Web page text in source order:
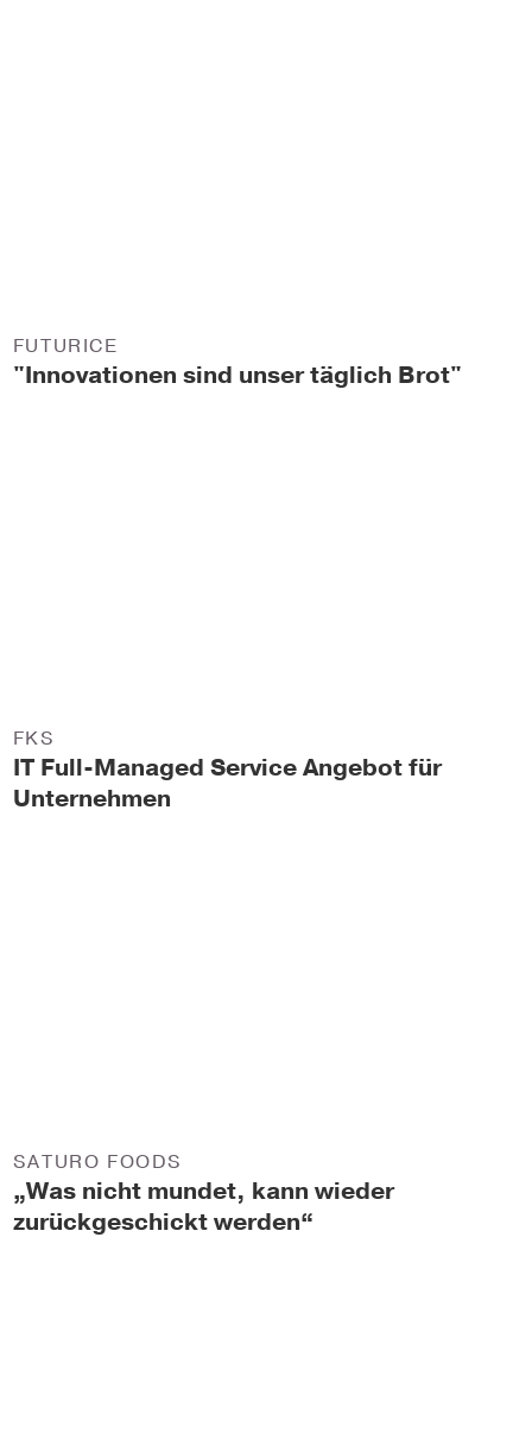
"Innovationen sind unser täglich Brot"
FUTURICE
IT Full-Managed Service Angebot für
Unternehmen
FKS
„Was nicht mundet, kann wieder
zurückgeschickt werden“
SATURO FOODS